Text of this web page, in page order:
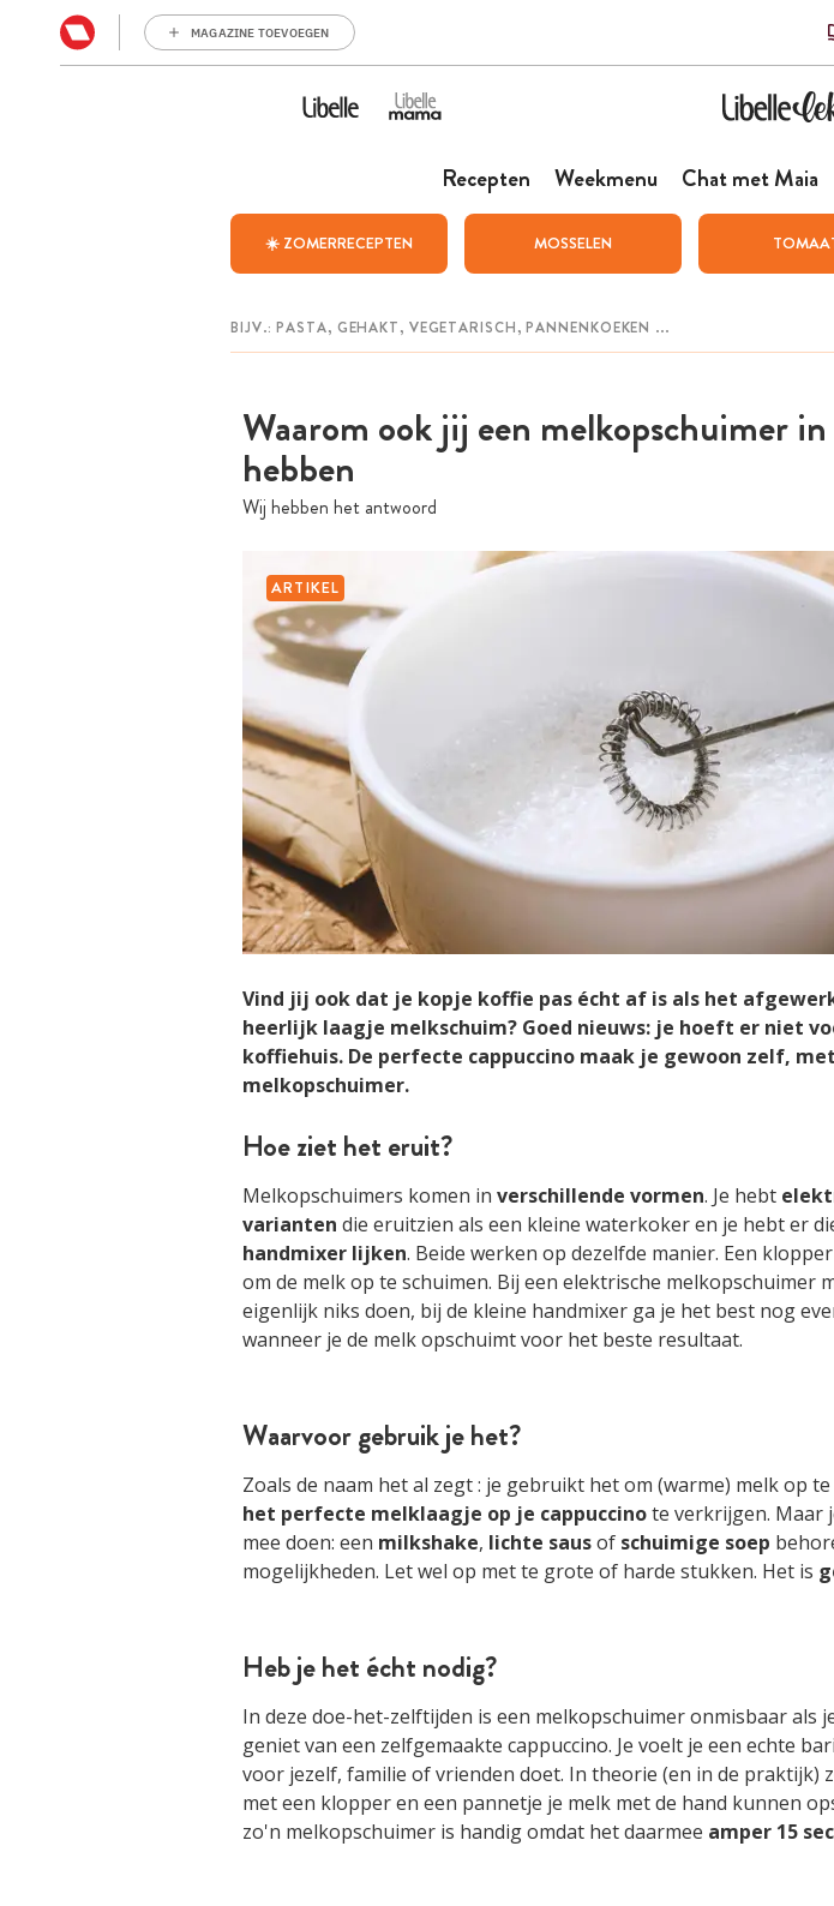
MAGAZINE TOEVOEGEN
Recepten Weekmenu Chat met Maia
☀️ ZOMERRECEPTEN MOSSELEN
Waarom ook jij een melkopschuimer
hebben
Wij hebben het antwoord
ARTIKEL
Vind jij ook dat je kopje koffie pas écht af is als het
heerlijk laagje melkschuim? Goed nieuws: je hoeft er niet
koffiehuis. De perfecte cappuccino maak je gewoon zelf,
melkopschuimer.
Hoe ziet het eruit?
Melkopschuimers komen in verschillende vormen. Je hebt
varianten die eruitzien als een kleine waterkoker en je hebt er
handmixer lijken. Beide werken op dezelfde manier. Een
om de melk op te schuimen. Bij een elektrische melkopschuimer
eigenlijk niks doen, bij de kleine handmixer ga je het best nog
wanneer je de melk opschuimt voor het beste resultaat.
Waarvoor gebruik je het?
Zoals de naam het al zegt : je gebruikt het om (warme) melk op
het perfecte melklaagje op je cappuccinote verkrijgen. Maar
mee doen: een milkshake, lichte sausof schuimige soep
mogelijkheden. Let wel op met te grote of harde stukken. Het is
Heb je het écht nodig?
In deze doe-het-zelftijden is een melkopschuimer onmisbaar als
geniet van een zelfgemaakte cappuccino. Je voelt je een echte
voor jezelf, familie of vrienden doet. In theorie (en in de praktijk)
met een klopper en een pannetje je melk met de hand kunnen
zo'n melkopschuimer is handig omdat het daarmee amper 15